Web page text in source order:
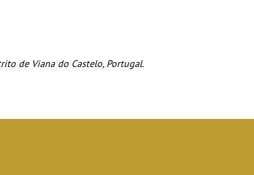
de Viana do Castelo, Portugal.